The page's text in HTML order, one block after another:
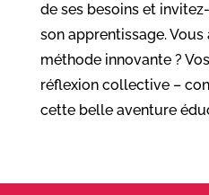
de ses besoins et
son apprentissage.
méthode innovante ?
réflexion collective –
cette belle aventure